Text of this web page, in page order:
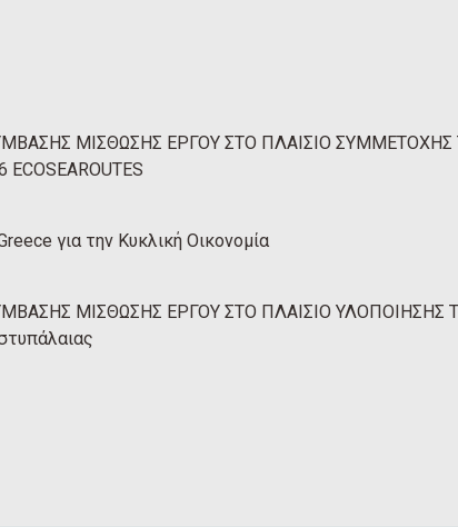
ΜΙΣΘΩΣΗΣ ΕΡΓΟΥ ΣΤΟ ΠΛΑΙΣΙΟ
για την Κυκλική Οικονομία
ΜΙΣΘΩΣΗΣ ΕΡΓΟΥ ΣΤΟ ΠΛΑΙΣΙΟ ΥΛΟΠΟΙΗΣΗΣ